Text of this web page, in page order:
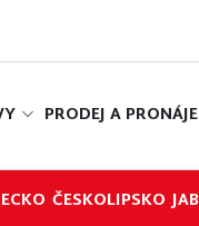
PRODEJ A
ČESKOLIPSKO